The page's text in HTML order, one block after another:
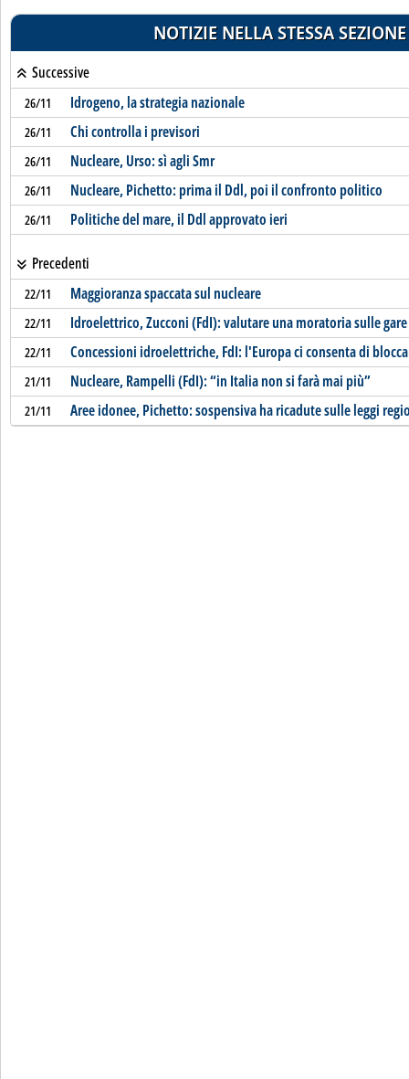
NOTIZIE NELLA STESSA SEZIONE
Successive
26/11 Idrogeno, la strategia nazionale
26/11 Chi controlla i previsori
26/11 Nucleare, Urso: sì agli Smr
26/11 Nucleare, Pichetto: prima il Ddl, poi il confronto politico
26/11 Politiche del mare, il Ddl approvato ieri
Precedenti
22/11 Maggioranza spaccata sul nucleare
22/11 Idroelettrico, Zucconi (FdI): valutare una moratoria sulle gare
22/11 Concessioni idroelettriche, FdI: l'Europa ci consenta di
21/11 Nucleare, Rampelli (FdI): “in Italia non si farà mai più”
21/11 Aree idonee, Pichetto: sospensiva ha ricadute sulle leggi